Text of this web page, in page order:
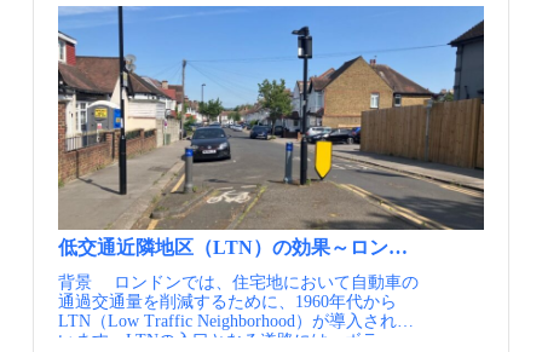
は高い進入速度でもプラットフォームとの隙間
を生じずに停車できることもガイドウェイ方式
のメリットであり、速達性とバリアフリーをよ
り高いレベルで両立させることにつながってい
ます。 マンチェスターへのアクセスが高められ
ただけではなく、路線のブランディングと住環
境への貢献により、沿線住宅地の価値向上に貢
献しています。 これまで自動車で通勤していた
層に訴求するブランディングとして、革張りの
シートやテーブル付きコンパートメント座席な
どで他のバスと差別化を図るプレミアム戦略が
とられました。これにより自動車を持たない若
者など通勤通学といった通常のバス利用者層だ
けでなく、ホワイトカラー層の通勤にも使われ
るようになりました。 緑あふれるMUPは沿線の
新たな価値を生み出すことにもつながりまし
た。この空間は、歩行者、自転車などが利用で
きるだけではなく、乗馬にて通行することもで
においてもこの考え方に基づき、自動車に過度
に依存しない地区としてデザインされていま
す。近年では2014年に開発のビジョンが
Neighborhood Development Framework（NDF）と
して規定され、交通の観点からもコンセプトが
示されています。NDFの策定に続いて、構成エ
リアの一つであるPoland Street地区版の詳細NDF
が策定されました。このNDFにおいては街区、
街路レベルの役割、方向性が多層的に検討さ
れ、その中で地区内の交通量を抑制と持続的な
移動を促進するためにアンコーツモビリティハ
ブが計画されました。 先行開発エリアの様子
（左からHalle St Peter’s, The Cutting Square, New
Islington Marina・出典①） 実施内容 アンコー
ツ再開発の構成エリアの一つであるPoland Street
地区では、アブダビアーバングループの出資に
よる新規住宅が400戸計画され、その住民のた
めの駐車場及び付加的な機能を含めてアンコー
タ連携の取り組み、SIPモビリティ知恵袋 パ
リ：バス車庫近代化と都市内物流ハブとの連携
による空間のリ・デザイン政策、SIPモビリテ
ィ知恵袋 パリ：大きく変わったパリのメトロの
料金システム パリ：パリ首都圏の無人地下鉄に
よるリ・デザイン、SIPモビリティ知恵袋 ドイ
ツ：ドイツ連邦デジタル・交通省（BMDV）
は、連邦内閣が「徒歩交通戦略」を承認（英
文） ドイツ：ルフトハンザとドイツ鉄道、連携
拡大 独26都市のシティチケットを追加 ハンブ
ルグ：脱炭素化を推進するモビリティハブの取
り組み、SIPモビリティ知恵袋 ベルリン：リア
ルとバーチャルが連動した次世代の都市交通の
リ・デザイン戦略 MaaSアライアンス：企業向
けMaaSのホワイトペーパーを公開（英文） オ
ーストリア：スターアライアンスとオーストリ
ア連邦鉄道、インターモーダル接続を強化 情報
提供元：一般社団法人日本モビリティ・マネジ
低交通近隣地区（LTN）の効果～ロンドンの150以上
背景 ロンドンでは、住宅地において自動車の
通過交通量を削減するために、1960年代から
LTN（Low Traffic Neighborhood）が導入されて
います。LTNの入口となる道路には、ボラー